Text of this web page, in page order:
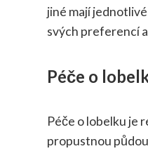
jiné mají
svých preferencí
Péče o
Péče o lobelku je
propustnou